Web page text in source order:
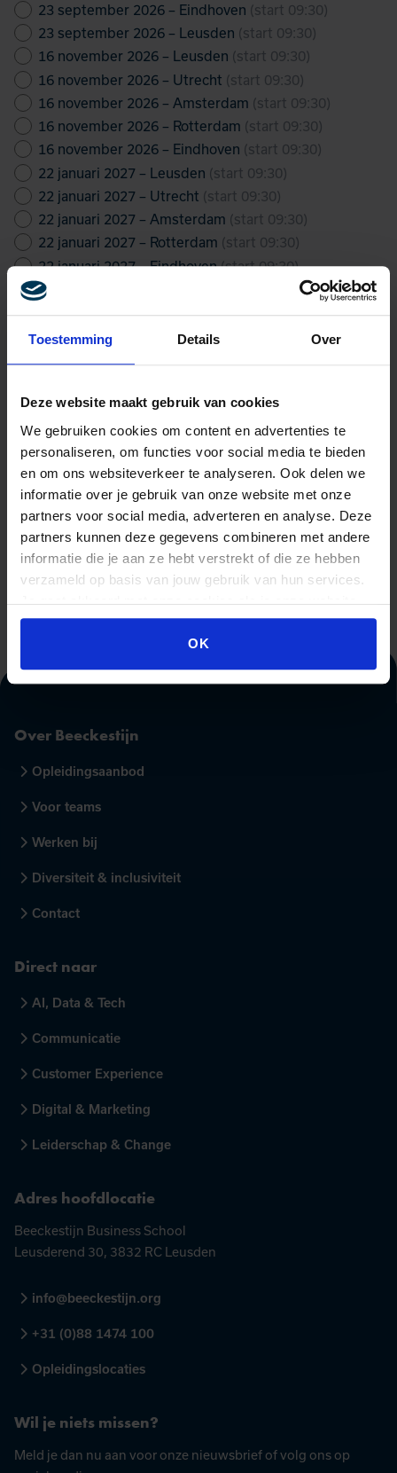
Toestemming Details Over
Deze website maakt gebruik van cookies
We gebruiken cookies om content en advertenties te
personaliseren, om functies voor social media te bieden
en om ons websiteverkeer te analyseren. Ook delen we
informatie over je gebruik van onze website met onze
partners voor social media, adverteren en analyse. Deze
partners kunnen deze gegevens combineren met andere
informatie die je aan ze hebt verstrekt of die ze hebben
verzameld op basis van jouw gebruik van hun services.
Je gaat akkoord met onze cookies als je onze website
blijft gebruiken.
OK
23 september 2026 – Eindhoven (start 09:30)
23 september 2026 – Leusden (start 09:30)
16 november 2026 – Leusden (start 09:30)
16 november 2026 – Utrecht (start 09:30)
16 november 2026 – Amsterdam (start 09:30)
16 november 2026 – Rotterdam (start 09:30)
16 november 2026 – Eindhoven (start 09:30)
22 januari 2027 – Leusden (start 09:30)
22 januari 2027 – Utrecht (start 09:30)
22 januari 2027 – Amsterdam (start 09:30)
22 januari 2027 – Rotterdam (start 09:30)
22 januari 2027 – Eindhoven(start 09:30)
5 maart 2027 – Utrecht
5 maart 2027 – Amsterdam(start 09:30)
5 maart 2027 – Rotterdam(start 09:30)
19 mei 2027 – Leusden(start 09:30)
19 mei 2027 – Utrecht (start 09:30)
19 mei 2027 – Amsterdam(start 09:30)
19 mei 2027 – Rotterdam (start 09:30)
19 mei 2027 – Eindhoven(start 09:30)
Over Beeckestijn
Opleidingsaanbod
Voor teams
Werken bij
Diversiteit & inclusiviteit
Contact
Direct naar
AI, Data & Tech
Communicatie
Customer Experience
Digital & Marketing
Leiderschap & Change
Adres hoofdlocatie
Beeckestijn Business School
Leusderend 30, 3832 RC Leusden
info@beeckestijn.org
+31 (0)88 1474 100
Opleidingslocaties
Wil je niets missen?
Meld je dan nu aan voor onze nieuwsbrief of volg ons op